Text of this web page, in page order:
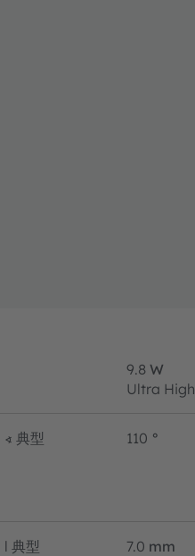
9.8 W
Ultra High
∢ 典型 110 °
l 典型 7.0 mm